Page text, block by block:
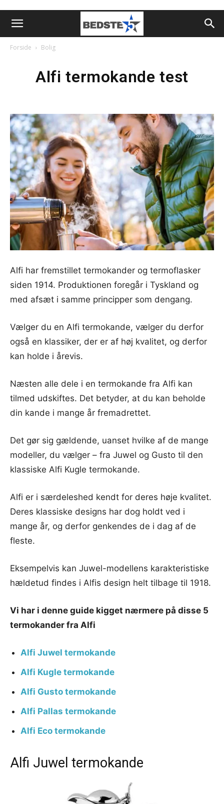
Forside Bolig
Alfi termokande test
Alfi har fremstillet termokander og termoflasker
siden 1914. Produktionen foregår i Tyskland og
med afsæt i samme principper som dengang.
Vælger du en Alfi termokande, vælger du derfor
også en klassiker, der er af høj kvalitet, og derfor
kan holde i årevis.
Næsten alle dele i en termokande fra Alfi kan
tilmed udskiftes. Det betyder, at du kan beholde
din kande i mange år fremadrettet.
Det gør sig gældende, uanset hvilke af de mange
modeller, du vælger – fra Juwel og Gusto til den
klassiske Alfi Kugle termokande.
Alfi er i særdeleshed kendt for deres høje kvalitet.
Deres klassiske designs har dog holdt ved i
mange år, og derfor genkendes de i dag af de
fleste.
Eksempelvis kan Juwel-modellens karakteristiske
hældetud findes i Alfis design helt tilbage til 1918.
Vi har i denne guide kigget nærmere på disse 5
termokander fra Alfi
Alfi Juwel termokande
Alfi Kugle termokande
Alfi Gusto termokande
Alfi Pallas termokande
Alfi Eco termokande
Alfi Juwel termokande